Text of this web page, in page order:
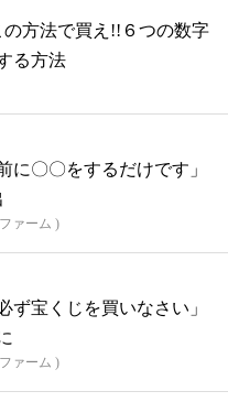
の方法で買え!!６つの数字
る方法
に〇〇をするだけです」
ァーム )
ず宝くじを買いなさい」
ァーム )